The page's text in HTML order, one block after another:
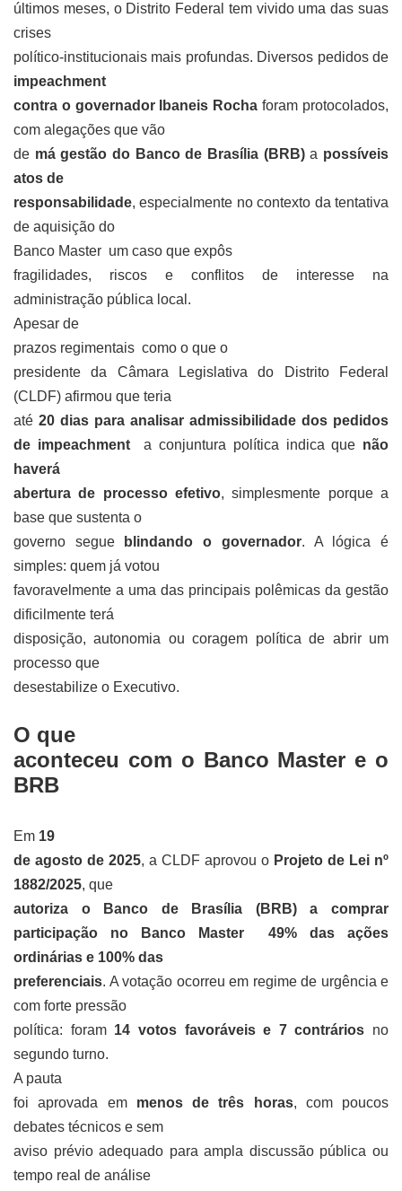
últimos meses, o Distrito Federal tem vivido uma das suas
crises
político-institucionais mais profundas. Diversos pedidos de
impeachment
contra o governador Ibaneis Rocha foram protocolados,
com alegações que vão
de má gestão do Banco de Brasília (BRB)a possíveis
atos de
responsabilidade, especialmente no contexto da tentativa
de aquisição do
Banco Master um caso que expôs
fragilidades, riscos e conflitos de interesse na
administração pública local.
Apesar de
prazos regimentais como o que o
presidente da Câmara Legislativa do Distrito Federal
(CLDF) afirmou que teria
até 20 dias para analisar admissibilidade dos pedidos
de impeachmenta conjuntura política indica que não
haverá
abertura de processo efetivo, simplesmente porque a
base que sustenta o
governo segue
blindando o governador. A lógica é
simples: quem já votou
favoravelmente a uma das principais polêmicas da gestão
dificilmente terá
disposição, autonomia ou coragem política de abrir um
processo que
desestabilize o Executivo.
O que
aconteceu com o Banco Master e o
BRB
Em 19
de agosto de 2025, a CLDF aprovou o Projeto de Lei nº
1882/2025, que
autoriza o Banco de Brasília (BRB) a comprar
participação no Banco Master 49% das ações
ordinárias e 100% das
preferenciais. A votação ocorreu em regime de urgência e
com forte pressão
política: foram 14 votos favoráveis e 7 contrários no
segundo turno.
A pauta
foi aprovada em menos de três horas, com poucos
debates técnicos e sem
aviso prévio adequado para ampla discussão pública ou
tempo real de análise